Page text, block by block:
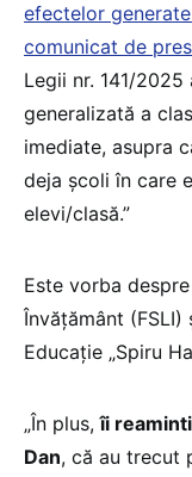
efectelor
comunicat de
Legii nr. 141/
generalizată a
imediate, asupra
deja școli în care
elevi/clasă.”
Este vorba
Învățământ
Educație „Spiru
„În plus,îi
Dan, că au trecut